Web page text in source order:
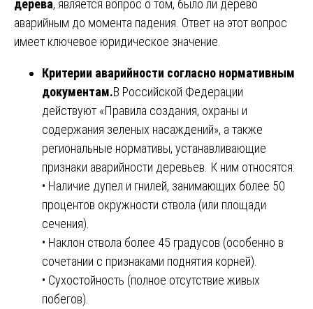
дерева, является вопрос о том, было ли дерево
аварийным до момента падения. Ответ на этот вопрос
имеет ключевое юридическое значение.
Критерии аварийности согласно нормативным
документам.В Российской Федерации
действуют «Правила создания, охраны и
содержания зеленых насаждений», а также
региональные нормативы, устанавливающие
признаки аварийности деревьев. К ним относятся:
• Наличие дупел и гнилей, занимающих более 50
процентов окружности ствола (или площади
сечения).
• Наклон ствола более 45 градусов (особенно в
сочетании с признаками поднятия корней).
• Сухостойность (полное отсутствие живых
побегов).